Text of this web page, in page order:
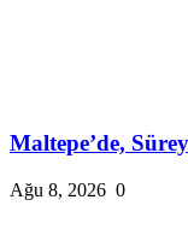
Maltepe’de,
Ağu 8, 2026 0